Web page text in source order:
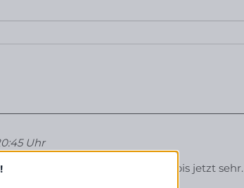
Uhr
vorbei gekommen. Gefaellt mir bis jetzt sehr.